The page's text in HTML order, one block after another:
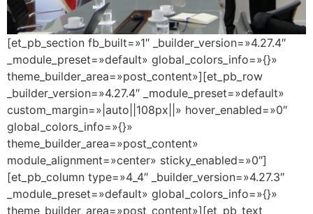
[et_pb_section fb_built=»1″ _builder_version=»4.27.4″
_module_preset=»default» global_colors_info=»{}»
theme_builder_area=»post_content»][et_pb_row
_builder_version=»4.27.4″ _module_preset=»default»
custom_margin=»|auto||108px||» hover_enabled=»0″
global_colors_info=»{}»
theme_builder_area=»post_content»
module_alignment=»center» sticky_enabled=»0″]
[et_pb_column type=»4_4″ _builder_version=»4.27.3″
_module_preset=»default» global_colors_info=»{}»
theme_builder_area=»post_content»][et_pb_text